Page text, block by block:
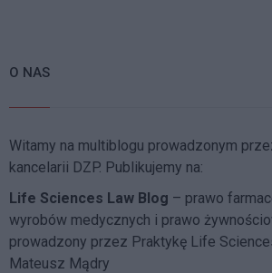
O NAS
Witamy na multiblogu prowadzonym
kancelarii DZP. Publikujemy na:
Life Sciences Law Blog – prawo
wyrobów medycznych i prawo
prowadzony przez Praktykę Life
Mateusz Mądry